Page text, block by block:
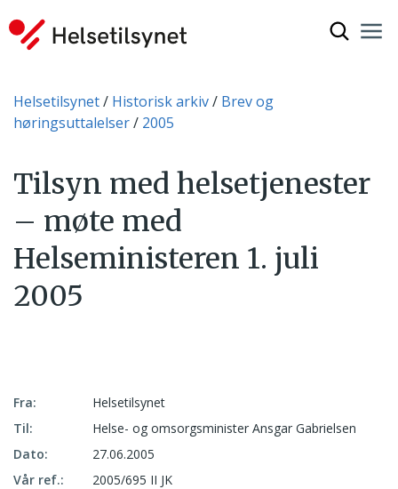
Du er her:
Helsetilsynet Historisk arkiv
Brev og
høringsuttalelser
2005
Tilsyn med helsetjenester
– møte med
Helseministeren 1. juli
2005
Fra:
Helsetilsynet
Til:
Helse- og omsorgsminister Ansgar Gabrielsen
Dato:
27.06.2005
Vår ref.:
2005/695 II JK